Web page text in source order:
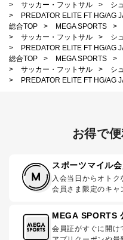
>
サッカー・フットサル > シ
>
PREDATOR ELITE FT HG/AG
総合TOP
> MEGA SPORTS >
>
サッカー・フットサル > シ
>
PREDATOR ELITE FT HG/AG
総合TOP
> MEGA SPORTS >
>
サッカー・フットサル > シ
>
PREDATOR ELITE FT HG/AG
お得で
スポーツマイル
入会当日からオトク
会員さま限定のキャ
MEGA SPORTS
会員証がすぐに開け